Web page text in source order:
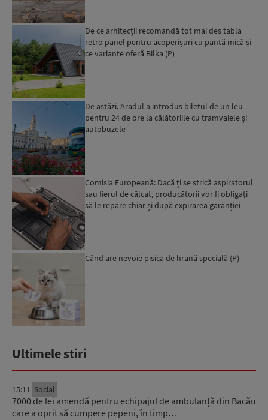
De ce arhitecții recomandă tot mai des tabla
retro panel pentru acoperișuri cu pantă mică și
ce variante oferă Bilka (P)
De astăzi, Aradul a introdus biletul de un leu
pentru 24 de ore la călătoriile cu tramvaiele și
autobuzele
Comisia Europeană: Dacă ți se strică aspiratorul
sau fierul de călcat, producătorii vor fi obligați
să le repare chiar și după expirarea garanției
Când are nevoie pisica de hrană specială (P)
Ultimele stiri
15:11 Social
7000 de lei amendă pentru echipajul de ambulanță din Bacău
care a oprit să cumpere pepeni, în timp…